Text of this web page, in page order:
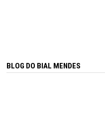
BLOG DO BIAL MENDES